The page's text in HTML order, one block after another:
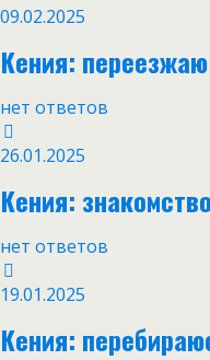
09.02.2025
Кения:
нет ответов
26.01.2025
Кения:
нет ответов
19.01.2025
Кения: